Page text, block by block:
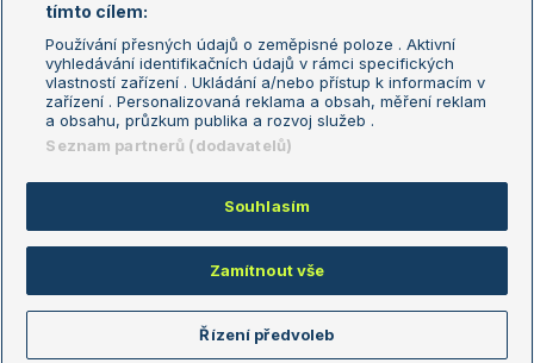
Podmínky užití
Nastavení soukromí
GDPR a žurnalistika
Reklama
Kontakt
Informace o zpracování osobních
údajů
Copyright © 2008-2026 TenisPortal.cz. Využíváme zpravodajství ČTK.
tímto cílem:
Používání přesných údajů o zeměpisné poloze . Aktivní
vyhledávání identifikačních údajů v rámci specifických
vlastností zařízení . Ukládání a/nebo přístup k informacím v
zařízení . Personalizovaná reklama a obsah, měření reklam
a obsahu, průzkum publika a rozvoj služeb .
Seznam partnerů (dodavatelů)
Souhlasím
Zamítnout vše
Řízení předvoleb